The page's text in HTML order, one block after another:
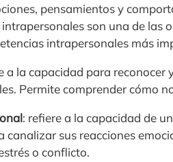
pensamientos y
son una de las
intrapersonales más
a la capacidad para reconocer
Permite comprender cómo
: refiere a la capacidad de
canalizar sus reacciones
o conflicto.